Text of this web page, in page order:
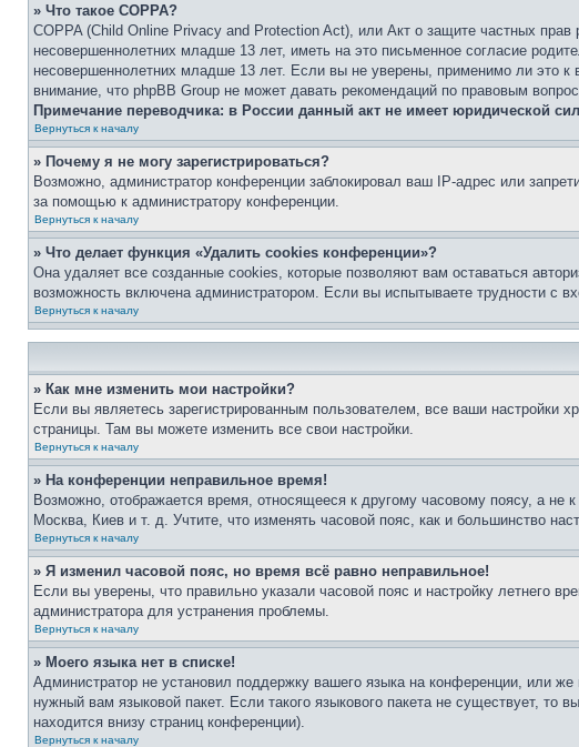
» Что такое COPPA?
COPPA (Child Online Privacy and Protection Act), или Акт о защите частных
несовершеннолетних младше 13 лет, иметь на это письменное согласие
несовершеннолетних младше 13 лет. Если вы не уверены, применимо ли это
внимание, что phpBB Group не может давать рекомендаций по правовым
Примечание переводчика: в России данный акт не имеет юридической
Вернуться к началу
» Почему я не могу зарегистрироваться?
Возможно, администратор конференции заблокировал ваш IP-адрес или
за помощью к администратору конференции.
Вернуться к началу
» Что делает функция «Удалить cookies конференции»?
Она удаляет все созданные cookies, которые позволяют вам оставаться
возможность включена администратором. Если вы испытываете трудности с
Вернуться к началу
» Как мне изменить мои настройки?
Если вы являетесь зарегистрированным пользователем, все ваши настройки
страницы. Там вы можете изменить все свои настройки.
Вернуться к началу
» На конференции неправильное время!
Возможно, отображается время, относящееся к другому часовому поясу, а не
Москва, Киев и т. д. Учтите, что изменять часовой пояс, как и большинство
Вернуться к началу
» Я изменил часовой пояс, но время всё равно неправильное!
Если вы уверены, что правильно указали часовой пояс и настройку летнего
администратора для устранения проблемы.
Вернуться к началу
» Моего языка нет в списке!
Администратор не установил поддержку вашего языка на конференции, или
нужный вам языковой пакет. Если такого языкового пакета не существует,
находится внизу страниц конференции).
Вернуться к началу